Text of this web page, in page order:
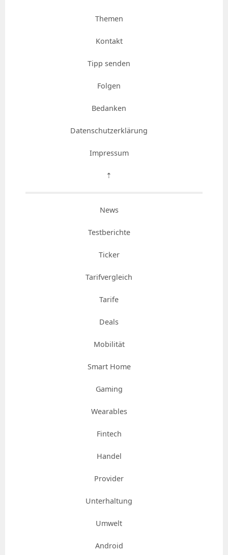
Themen
Kontakt
Tipp senden
Folgen
Bedanken
Datenschutzerklärung
Impressum
⇡
News
Testberichte
Ticker
Tarifvergleich
Tarife
Deals
Mobilität
Smart Home
Gaming
Wearables
Fintech
Handel
Provider
Unterhaltung
Umwelt
Android